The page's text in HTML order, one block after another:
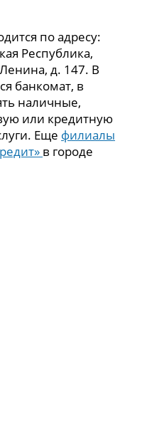
по адресу:
Республика,
д. 147. В
банкомат, в
наличные,
или кредитную
Еще филиалы
в городе